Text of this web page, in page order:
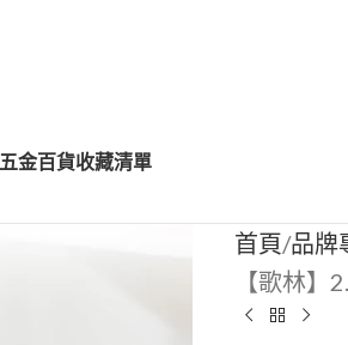
五金百貨收藏清單
首頁 品牌
【歌林